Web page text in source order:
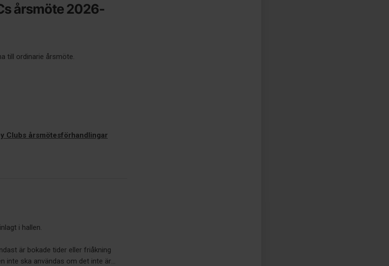
årsmöte 2026-
till ordinarie årsmöte.
Clubs årsmötesförhandlingar
i hallen.
är bokade tider eller friåkning
inte ska användas om det inte är...